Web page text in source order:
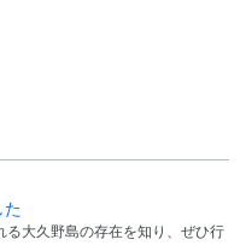
た
大久野島の存在を知り、ぜひ行